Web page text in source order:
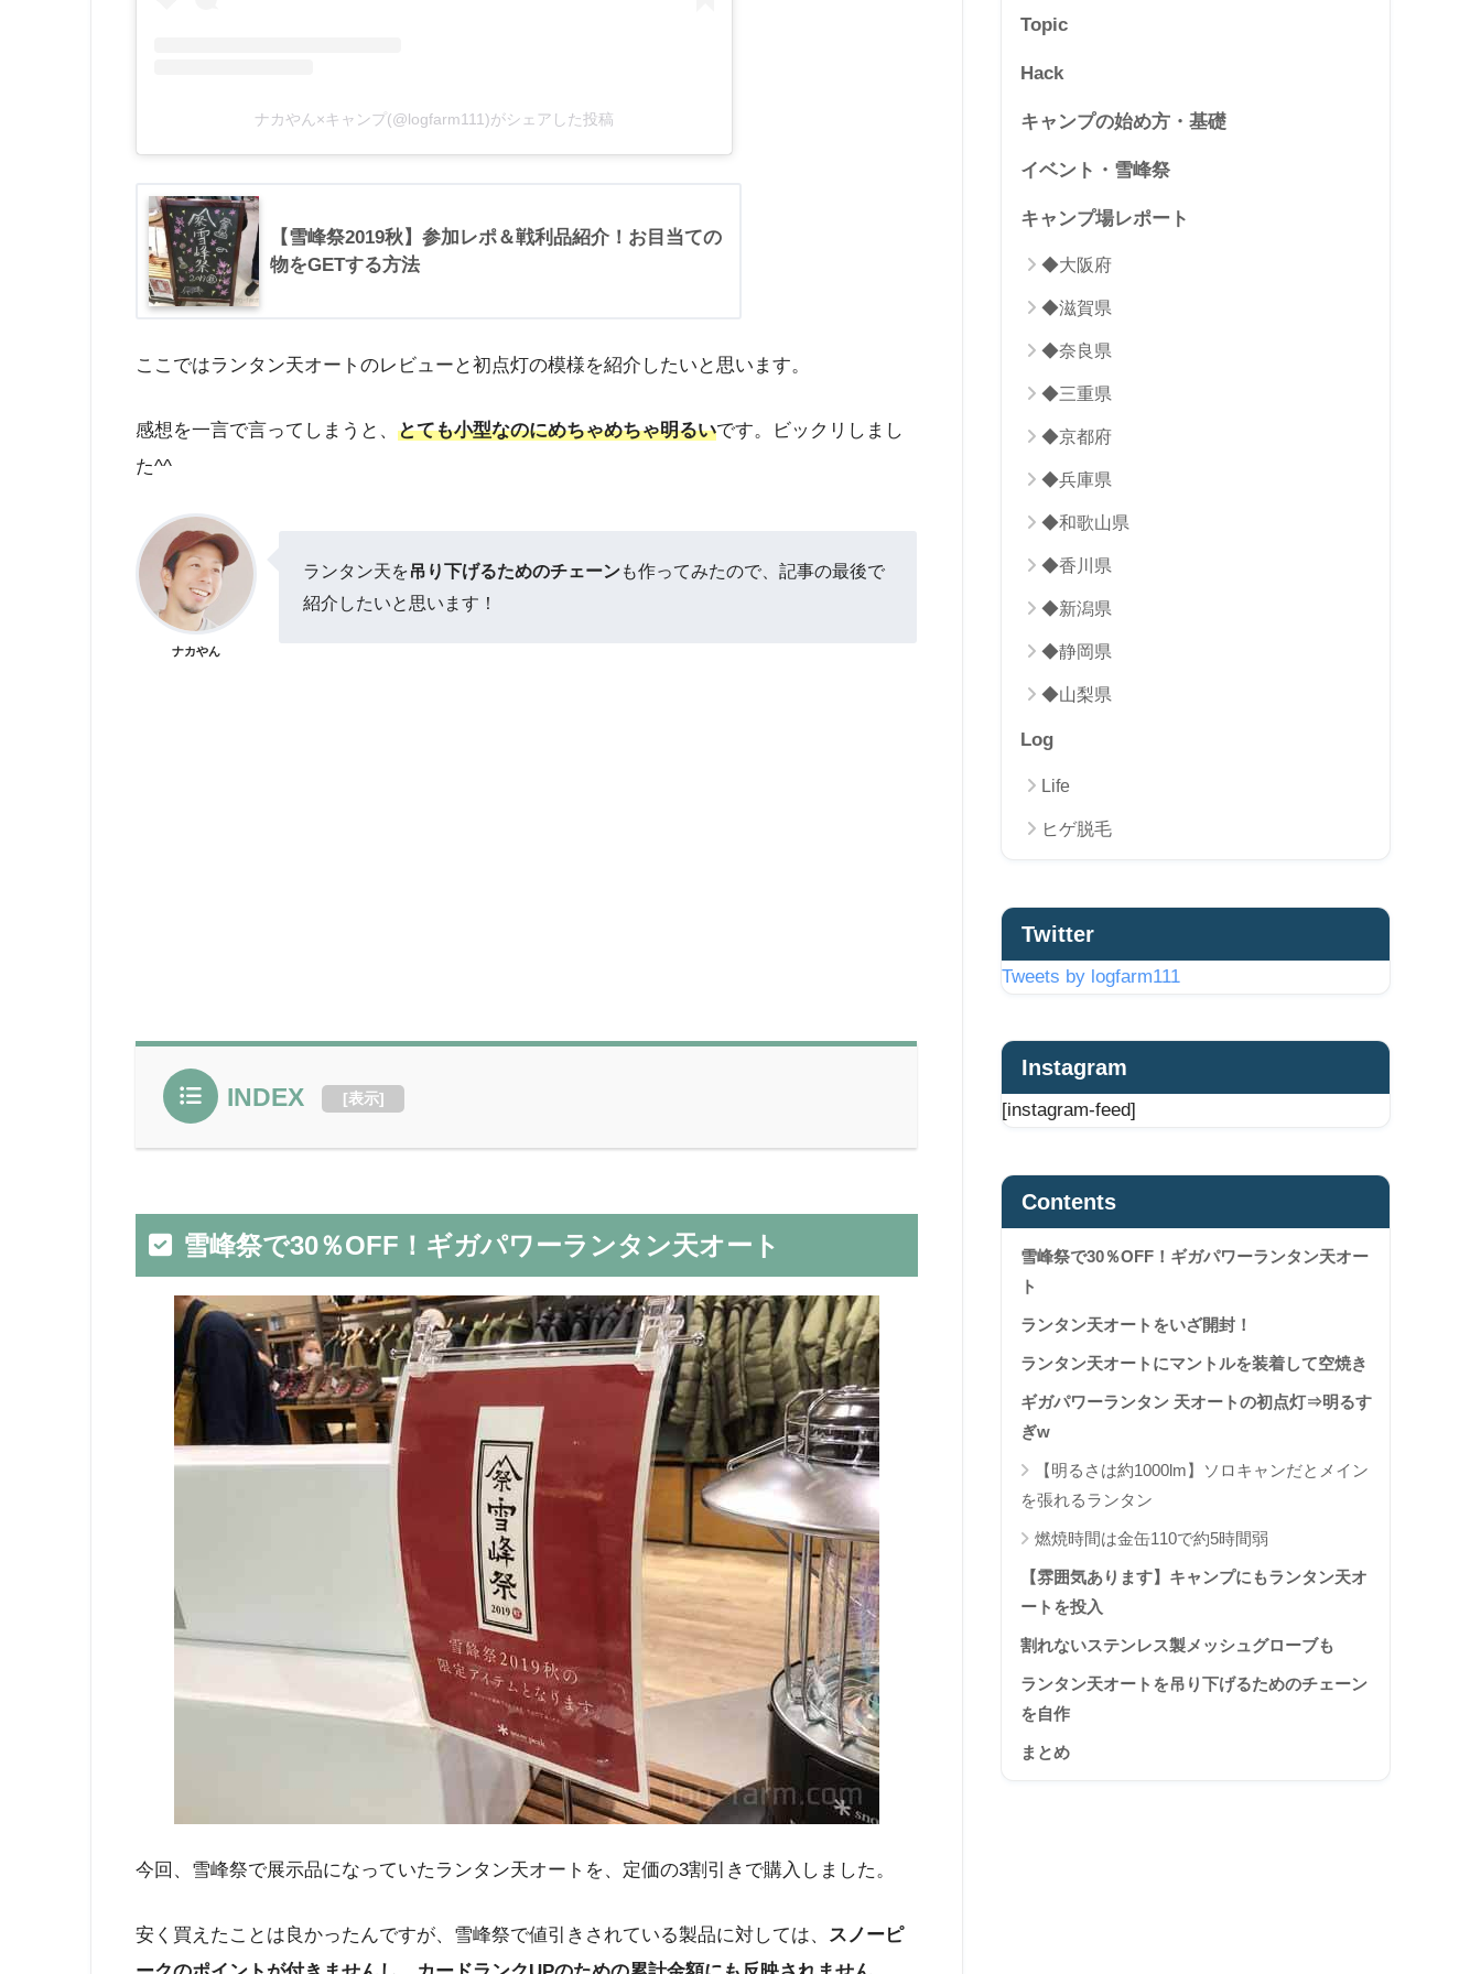
ナカやん×キャンプ(@logfarm111)がシェアした投稿
【雪峰祭2019秋】参加レポ＆戦利品紹介！お目当ての
物をGETする方法
ここではランタン天オートのレビューと初点灯の模様を紹介したいと思います。
感想を一言で言ってしまうと、 とても小型なのにめちゃめちゃ明るいです。ビックリしまし
た^^
ナカやん
ランタン天を吊り下げるためのチェーンも作ってみたので、記事の最後で
紹介したいと思います！
INDEX [表示]
雪峰祭で30％OFF！ギガパワーランタン天オート
今回、雪峰祭で展示品になっていたランタン天オートを、定価の3割引きで購入しました。
安く買えたことは良かったんですが、雪峰祭で値引きされている製品に対しては、 スノーピ
Topic
Hack
キャンプの始め方・基礎
イベント・雪峰祭
キャンプ場レポート
◆大阪府
◆滋賀県
◆奈良県
◆三重県
◆京都府
◆兵庫県
◆和歌山県
◆香川県
◆新潟県
◆静岡県
◆山梨県
Log
Life
ヒゲ脱毛
Twitter
Tweets by logfarm111
Instagram
[instagram-feed]
Contents
雪峰祭で30％OFF！ギガパワーランタン天オー
ト
ランタン天オートをいざ開封！
ランタン天オートにマントルを装着して空焼き
ギガパワーランタン 天オートの初点灯⇒明るす
ぎw
【明るさは約1000lm】ソロキャンだとメイン
を張れるランタン
燃焼時間は金缶110で約5時間弱
【雰囲気あります】キャンプにもランタン天オ
ートを投入
割れないステンレス製メッシュグローブも
ランタン天オートを吊り下げるためのチェーン
を自作
まとめ